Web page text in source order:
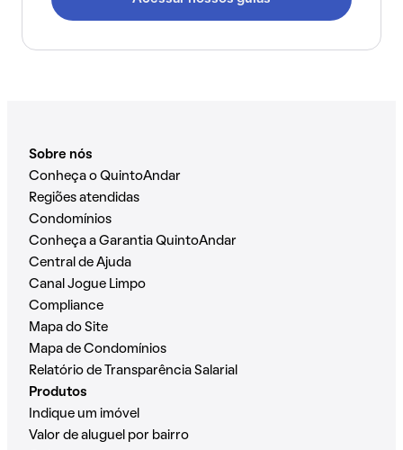
Sobre nós
Conheça o QuintoAndar
Regiões atendidas
Condomínios
Conheça a Garantia QuintoAndar
Central de Ajuda
Canal Jogue Limpo
Compliance
Mapa do Site
Mapa de Condomínios
Relatório de Transparência Salarial
Produtos
Indique um imóvel
Valor de aluguel por bairro